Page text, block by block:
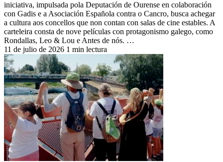
iniciativa, impulsada pola Deputación de Ourense en colaboración
con Gadis e a Asociación Española contra o Cancro, busca achegar
a cultura aos concellos que non contan con salas de cine estables. A
carteleira consta de nove películas con protagonismo galego, como
Rondallas, Leo & Lou e Antes de nós. …
11 de julio de 2026 1 min lectura